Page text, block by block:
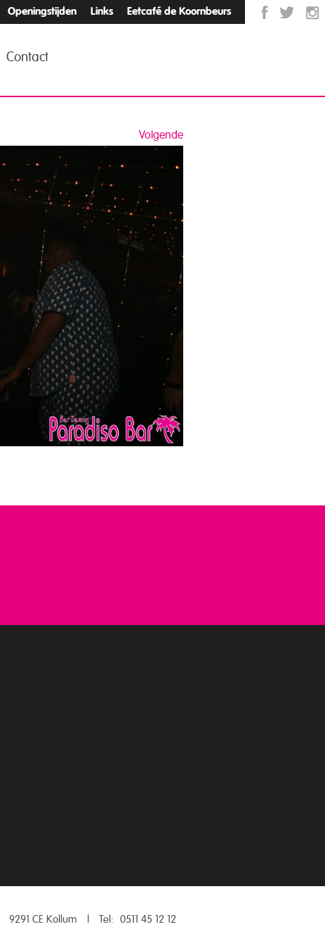
Openingstijden Links Eetcafé de Koornbeurs
Contact
Volgende
9291 CE Kollum Tel: 0511 45 12 12